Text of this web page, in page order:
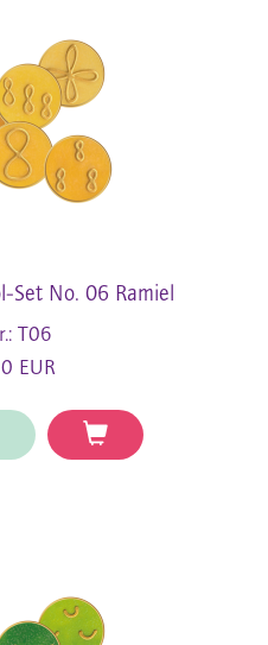
Set No. 06 Ramiel
T06
EUR